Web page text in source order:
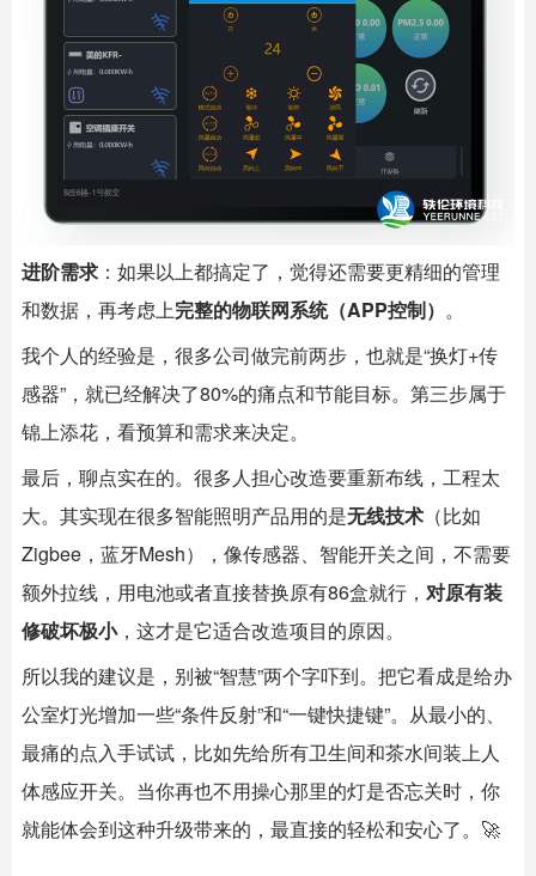
进阶需求 ：如果以上都搞定了，觉得还需要更精细的管理
和数据，再考虑上完整的物联网系统（APP控制） 。
我个人的经验是，很多公司做完前两步，也就是“换灯+传
感器”，就已经解决了80%的痛点和节能目标。第三步属于
锦上添花，看预算和需求来决定。
最后，聊点实在的。很多人担心改造要重新布线，工程太
大。其实现在很多智能照明产品用的是无线技术 （比如
Zigbee，蓝牙Mesh），像传感器、 智能开关之间，不需要
额外拉线，用电池或者直接替换原有86盒就行， 对原有装
修破坏极小，这才是它适合改造项目的原因。
所以我的建议是，别被“智慧”两个字吓到。把它看成是给办
公室灯光增加一些“条件反射”和“一键快捷键”。从最小的、
最痛的点入手试试，比如先给所有卫生间和茶水间装上人
体感应开关。当你再也不用操心那里的灯是否忘关时，你
就能体会到这种升级带来的，最直接的轻松和安心了。🚀